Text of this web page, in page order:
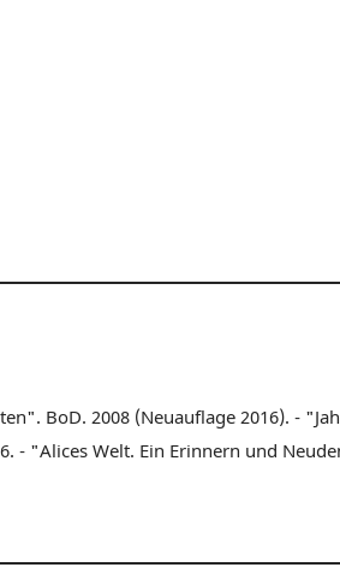
BoD. 2008 (Neuauflage 2016). -
- "Alices Welt. Ein Erinnern und